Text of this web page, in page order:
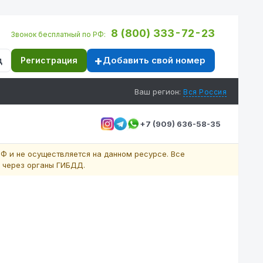
Звонок бесплатный по РФ: 8 (800) 333-72-23
Регистрация Добавить свой номер
Ваш регион: Вся Россия
+7 (909) 636-58-35
и не осуществляется на данном ресурсе. Все
органы ГИБДД.